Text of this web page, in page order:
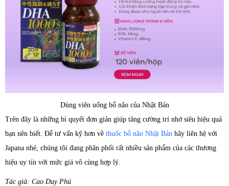
Dùng viên uống bổ não của Nhật Bản
Trên đây là những bí quyết đơn giản giúp tăng cường trí nhớ siêu hiệu quả
bạn nên biết. Để tư vấn kỹ hơn về thuốc bổ não Nhật Bản hãy liên hệ với
Japana nhé, chúng tôi đang phân phối rất nhiều sản phẩm của các thương
hiệu uy tín với mức giá vô cùng hợp lý.
Tác giả: Cao Duy Phú